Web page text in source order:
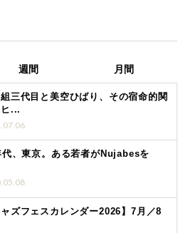
週間 月間
三代目と美空ひばり、その宿命的関
...
代、東京。ある若者がNujabesを
ャズフェスカレンダー2026】7月／8